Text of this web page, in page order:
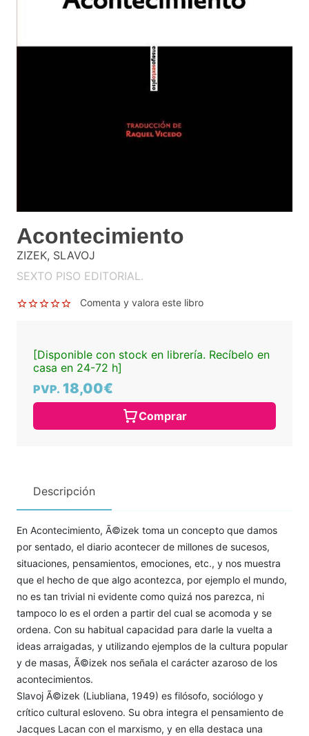
Acontecimiento
ZIZEK, SLAVOJ
SEXTO PISO EDITORIAL.
Comenta y valora este libro
[Disponible con stock en librería. Recíbelo en
casa en 24-72 h]
PVP. 18,00€
Comprar
Descripción
En Acontecimiento, Ã©izek toma un concepto que damos
por sentado, el diario acontecer de millones de sucesos,
situaciones, pensamientos, emociones, etc., y nos muestra
que el hecho de que algo acontezca, por ejemplo el mundo,
no es tan trivial ni evidente como quizá nos parezca, ni
tampoco lo es el orden a partir del cual se acomoda y se
ordena. Con su habitual capacidad para darle la vuelta a
ideas arraigadas, y utilizando ejemplos de la cultura popular
y de masas, Ã©izek nos señala el carácter azaroso de los
acontecimientos.
Slavoj Ã©izek (Liubliana, 1949) es filósofo, sociólogo y
crítico cultural esloveno. Su obra integra el pensamiento de
Jacques Lacan con el marxismo, y en ella destaca una